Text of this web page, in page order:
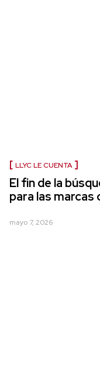
LLYC LE CUENTA
El fin de la
para las marcas
mayo 7, 2026